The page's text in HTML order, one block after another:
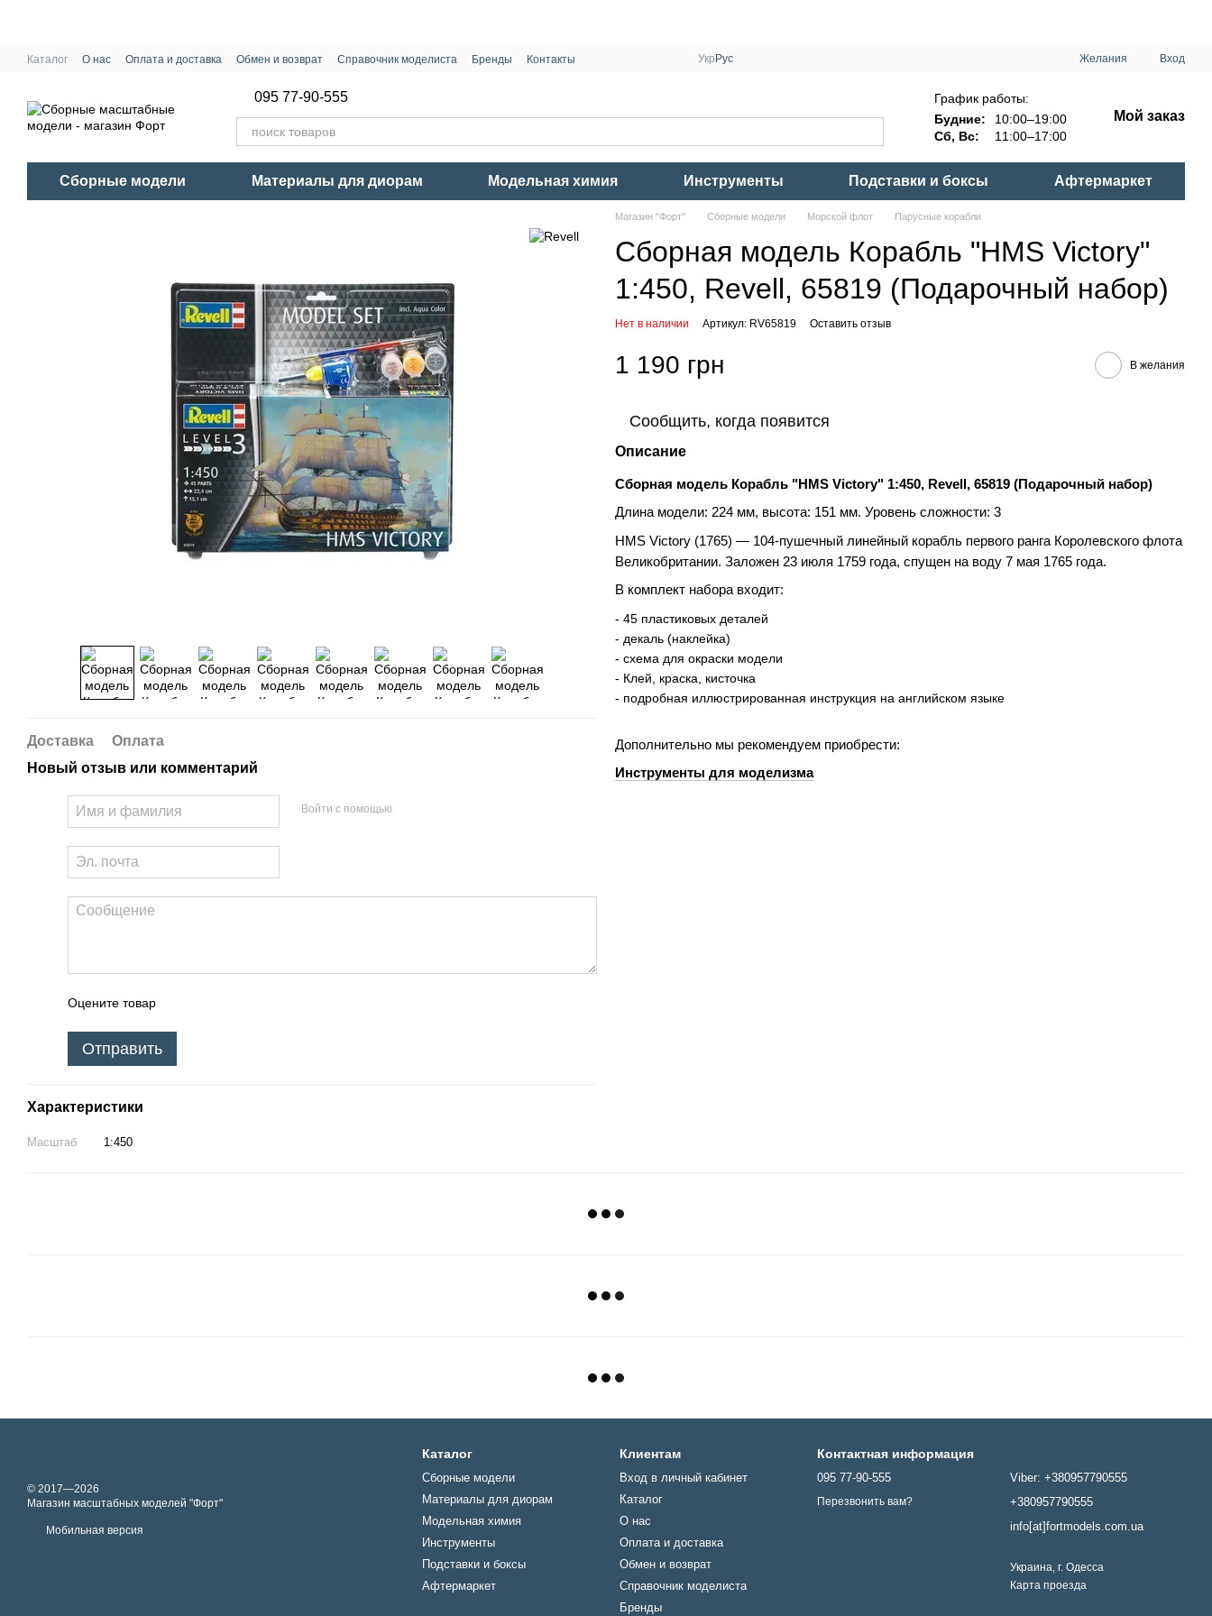
Каталог О нас Оплата и доставка Обмен и возврат Справочник моделиста Бренды Контакты Укр Рус Желания Вход
095 77-90-555
График работы:
Будние:
10:00–19:00
Сб, Вс:
11:00–17:00
Мой заказ
Сборные модели Материалы для диорам Модельная химия Инструменты Подставки и боксы Афтермаркет
Доставка
Оплата
Новый отзыв или комментарий
Войти с помощью
Оцените товар
Отправить
Характеристики
Масштаб 1:450
Магазин "Форт" Сборные модели Морской флот Парусные корабли
Сборная модель Корабль "HMS Victory"
1:450, Revell, 65819 (Подарочный набор)
Нет в наличии Артикул: RV65819 Оставить отзыв
1 190 грн В желания
Сообщить, когда появится
Описание
Сборная модель Корабль "HMS Victory" 1:450, Revell, 65819 (Подарочный набор)
Длина модели: 224 мм, высота: 151 мм. Уровень сложности: 3
HMS Victory (1765) — 104-пушечный линейный корабль первого ранга Королевского флота
Великобритании. Заложен 23 июля 1759 года, спущен на воду 7 мая 1765 года.
В комплект набора входит:
- 45 пластиковых деталей
- декаль (наклейка)
- схема для окраски модели
- Клей, краска, кисточка
- подробная иллюстрированная инструкция на английском языке
Дополнительно мы рекомендуем приобрести:
Инструменты для моделизма
© 2017—2026
Магазин масштабных моделей "Форт"
Мобильная версия
Каталог
Сборные модели
Материалы для диорам
Модельная химия
Инструменты
Подставки и боксы
Афтермаркет
Клиентам
Вход в личный кабинет
Каталог
О нас
Оплата и доставка
Обмен и возврат
Справочник моделиста
Бренды
Контактная информация
095 77-90-555
Перезвонить вам?
Viber: +380957790555
+380957790555
info[at]fortmodels.com.ua
Украина, г. Одесса
Карта проезда